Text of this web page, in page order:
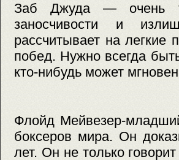
Заб Джуда — очень
заносчивости и
рассчитывает на
побед. Нужно всегда
кто-нибудь может
Флойд Мейвезер-
боксеров мира. Он
лет. Он не только